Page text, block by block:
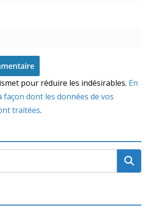
pour réduire les indésirables. En
dont les données de vos
traitées.